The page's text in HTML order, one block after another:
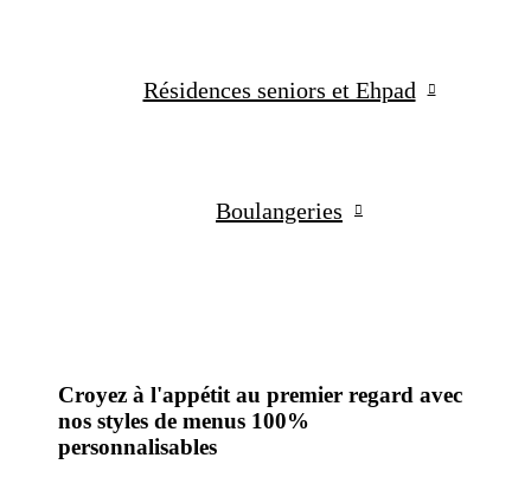
Résidences seniors et Ehpad
Boulangeries
Croyez à l'appétit au premier regard avec
nos styles de menus 100%
personnalisables